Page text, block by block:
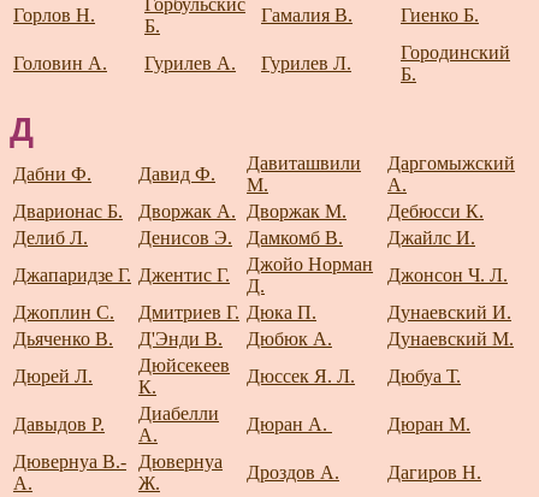
Горлов Н.
Б.
Гамалия В. Гиенко Б.
Головин А. Гурилев А. Гурилев Л.
Городинский
Б.
Д
Дабни Ф. Давид Ф.
Давиташвили
М.
Даргомыжский
А.
Дварионас Б.
Дворжак А. Дворжак М.
Дебюсси К.
Делиб Л.
Денисов Э. Дамкомб В.
Джайлс И.
Джапаридзе Г. Джентис Г.
Джойо Норман
Д.
Джонсон Ч. Л.
Джоплин С.
Дмитриев Г. Дюка П.
Дунаевский И.
Дьяченко В.
Д'Энди В. Дюбюк А.
Дунаевский М.
Дюрей Л.
Дюйсекеев
К.
Дюссек Я. Л. Дюбуа Т.
Давыдов Р.
Диабелли
А.
Дюран А.
Дюран М.
Дювернуа В.-
А.
Дювернуа
Ж.
Дроздов А. Дагиров Н.